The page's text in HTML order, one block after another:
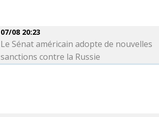
07/08 20:23
Le Sénat américain adopte de nouvelles
sanctions contre la Russie